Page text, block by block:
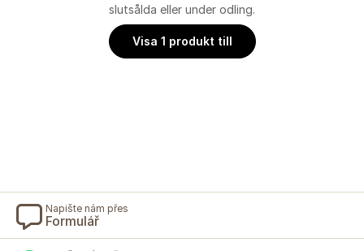
slutsålda eller under odling.
Visa 1 produkt till
Napište nám přes
Formulář